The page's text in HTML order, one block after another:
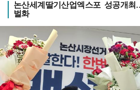
논산세계딸기산업엑스포 성공개
벌화